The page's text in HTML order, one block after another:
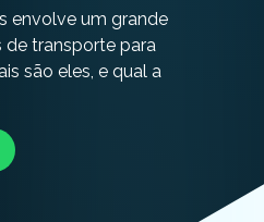
envolve um grande
transporte para
são eles, e qual a